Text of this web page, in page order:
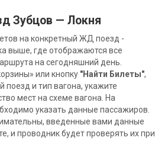
Зубцов — Локня
на конкретный ЖД поезд -
выше, где отображаются все
на сегодняшний день.
или кнопку "Найти Билеты",
и тип вагона, укажите
мест на схеме вагона. На
указать данные пассажиров.
введенные вами данные
и проводник будет проверять их при